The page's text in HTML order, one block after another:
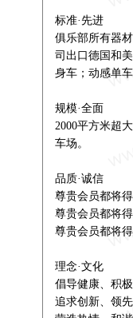
标准·先进
俱乐部所有器
司出口德国和
身车；动感单
规模·全面
2000平方米超
车场。
品质·诚信
尊贵会员都将
尊贵会员都将
尊贵会员都将
理念·文化
倡导健康、积
追求创新、领